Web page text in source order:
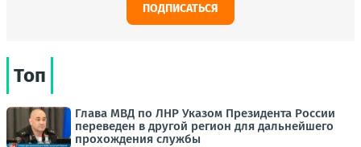
ПОДПИСАТЬСЯ
Топ
Глава МВД по ЛНР Указом Президента России
переведен в другой регион для дальнейшего
прохождения службы